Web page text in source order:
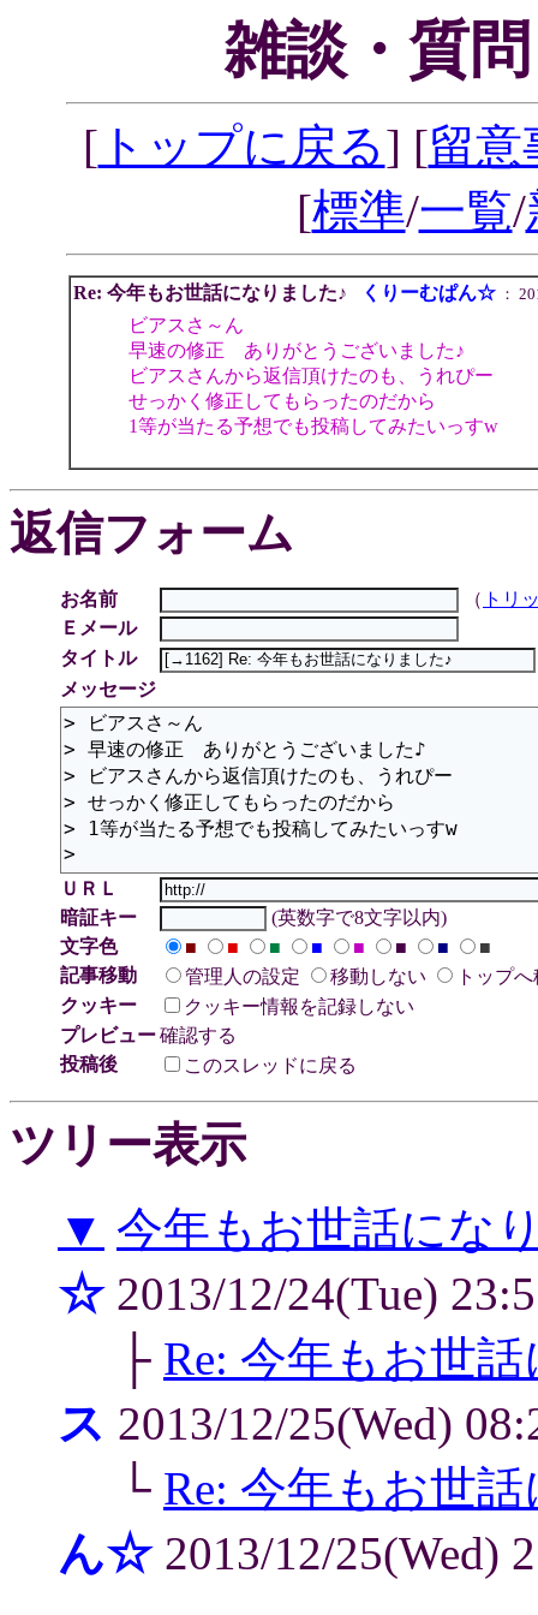
雑談・質
[ トップに戻る] [留意
[標準/一覧/
Re: 今年もお世話になりました♪ くりーむぱん☆：
ビアスさ～ん
早速の修正 ありがとうございました♪
ビアスさんから返信頂けたのも、うれぴー
せっかく修正してもらったのだから
1等が当たる予想でも投稿してみたいっすw
返信フォーム
お名前 （ トリ
Ｅメール
タイトル
メッセージ
ＵＲＬ
暗証キー
(英数字で8文字以内)
文字色
■ ■ ■ ■ ■ ■ ■
■
記事移動
管理人の設定 移動しない
トップ
クッキー
クッキー情報を記録しない
プレビュー確認する
投稿後
このスレッドに戻る
ツリー表示
▼ 今年もお世話にな
☆2013/12/24(Tue)
├ Re: 今年もお世
ス 2013/12/25(Wed)
└ Re: 今年もお世
ん☆2013/12/25(Wed)